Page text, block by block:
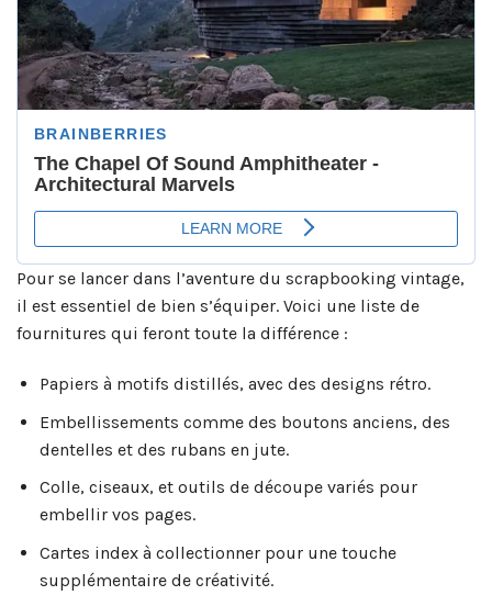
Pour se lancer dans l’aventure du scrapbooking vintage,
il est essentiel de bien s’équiper. Voici une liste de
fournitures qui feront toute la différence :
Papiers à motifs distillés, avec des designs rétro.
Embellissements comme des boutons anciens, des
dentelles et des rubans en jute.
Colle, ciseaux, et outils de découpe variés pour
embellir vos pages.
Cartes index à collectionner pour une touche
supplémentaire de créativité.